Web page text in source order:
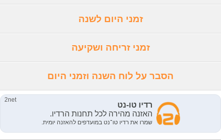
זמני היום לשנה
זמני זריחה ושקיעה
הסבר על לוח השנה וזמני היום